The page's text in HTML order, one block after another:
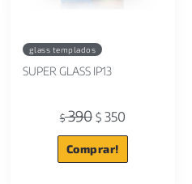
glass templados
SUPER GLASS IP13
$390 $350
Comprar!